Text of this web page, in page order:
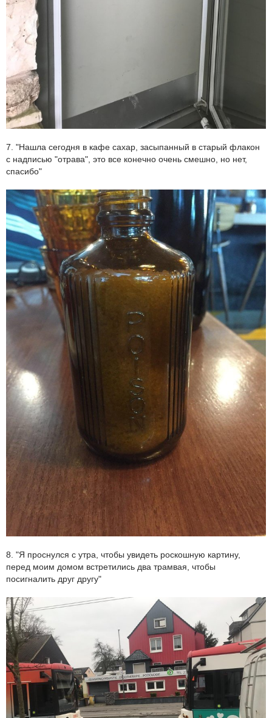
7. "Нашла сегодня в кафе сахар, засыпанный в старый флакон
с надписью "отрава", это все конечно очень смешно, но нет,
спасибо"
8. "Я проснулся с утра, чтобы увидеть роскошную картину,
перед моим домом встретились два трамвая, чтобы
посигналить друг другу"